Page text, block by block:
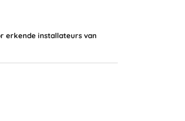
erkende installateurs van